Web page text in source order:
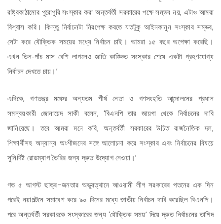
রাষ্ট্রকাঠামোর পুরোপুরি সংস্কার করা অন্তর্বর্তী সরকারের পক্ষে সম্ভব নয়, এটাও আমরা
বিশ্বাস করি। কিন্তু নির্বাচনটা নিরপেক্ষ করতে যতটুকু আইনকানুন সংস্কার সম্ভব,
সেটা করে যৌক্তিক সময়ের মধ্যে নির্বাচন চাই। আমরা ১৫ বছর অপেক্ষা করেছি।
এখন তিন-পাঁচ মাস বেশি লাগলেও জাতি কাঙ্ক্ষিত সংস্কার শেষে একটা গ্রহণযোগ্য
নির্বাচন দেখতে চায়।’
এদিকে, গণতন্ত্র মঞ্চের অন্যতম শীর্ষ নেতা ও গণসংহতি আন্দোলনের প্রধান
সমন্বয়কারী জোনায়েদ সাকী বলেন, ‘বিএনপি তার জায়গা থেকে নির্বাচনের দাবি
জানিয়েছে। তবে আমরা মনে করি, অন্তর্বর্তী সরকারের উচিত রাজনৈতিক দল,
শিক্ষার্থীসহ অন্যান্য অংশীজনের সঙ্গে আলোচনা করে সংস্কার এবং নির্বাচনের বিষয়ে
সুনির্দিষ্ট রোডম্যাপ তৈরির জন্য দ্রুত উদ্যোগ নেওয়া।’
গত ৫ আগস্ট ছাত্র–জনতার অভ্যুত্থানে আওয়ামী লীগ সরকারের পতনের এক দিন
পরেই নয়াপল্টনে সমাবেশ করে ৯০ দিনের মধ্যে জাতীয় নির্বাচন দাবি করেছিল বিএনপি।
পরে অন্তর্বর্তী সরকারকে সংস্কারের জন্য ‘যৌক্তিক সময়’ দিয়ে দ্রুত নির্বাচনের তাগিদ